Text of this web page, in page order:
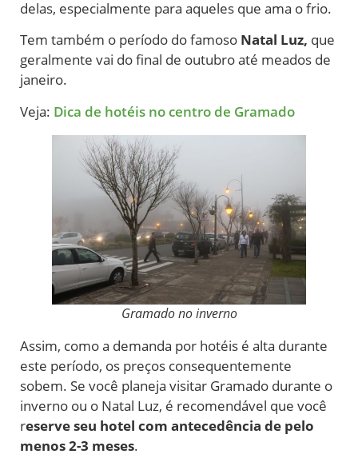
delas, especialmente para aqueles que ama o frio.
Tem também o período do famoso Natal Luz, que
geralmente vai do final de outubro até meados de
janeiro.
Veja: Dica de hotéis no centro de Gramado
Gramado no inverno
Assim, como a demanda por hotéis é alta durante
este período, os preços consequentemente
sobem. Se você planeja visitar Gramado durante o
inverno ou o Natal Luz, é recomendável que você
reserve seu hotel com antecedência de pelo
menos 2-3 meses.